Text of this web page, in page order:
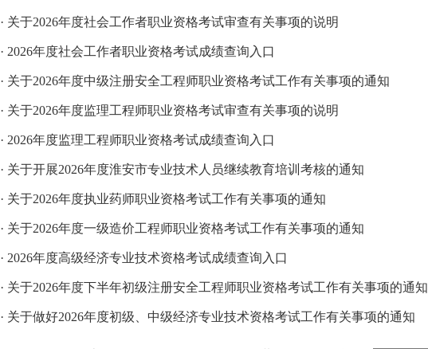
· 关于2026年度社会工作者职业资格考试审查有关事项的说明
· 2026年度社会工作者职业资格考试成绩查询入口
· 关于2026年度中级注册安全工程师职业资格考试工作有关事项的通知
· 关于2026年度监理工程师职业资格考试审查有关事项的说明
· 2026年度监理工程师职业资格考试成绩查询入口
· 关于开展2026年度淮安市专业技术人员继续教育培训考核的通知
· 关于2026年度执业药师职业资格考试工作有关事项的通知
· 关于2026年度一级造价工程师职业资格考试工作有关事项的通知
· 2026年度高级经济专业技术资格考试成绩查询入口
· 关于2026年度下半年初级注册安全工程师职业资格考试工作有关事项的通知
· 关于做好2026年度初级、中级经济专业技术资格考试工作有关事项的通知